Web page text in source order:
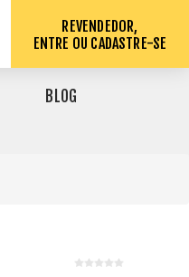
REVENDEDOR,
ENTRE OU CADASTRE-SE
BLOG